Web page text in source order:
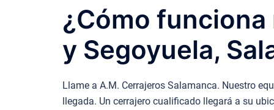
¿Cómo
y Segoyuela,
Llame a A.M. Cerrajeros Salamanca. Nuestro
llegada. Un cerrajero cualificado llegará a su